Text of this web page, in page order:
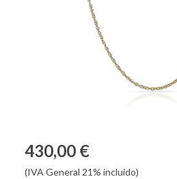
430,00 €
(IVA General 21% incluido)